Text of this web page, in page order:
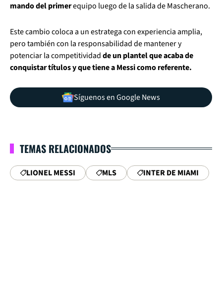
mando del primerequipo luego de la salida de Mascherano.
Este cambio coloca a un estratega con experiencia amplia,
pero también con la responsabilidad de mantener y
potenciar la competitividadde un plantel que acaba de
conquistar títulos y que tiene a Messi como referente.
Síguenos en Google News
TEMAS RELACIONADOS
LIONEL MESSI MLS INTER DE MIAMI